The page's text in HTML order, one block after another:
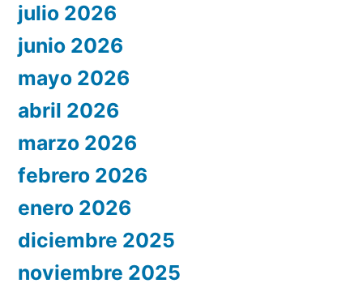
julio 2026
junio 2026
mayo 2026
abril 2026
marzo 2026
febrero 2026
enero 2026
diciembre 2025
noviembre 2025